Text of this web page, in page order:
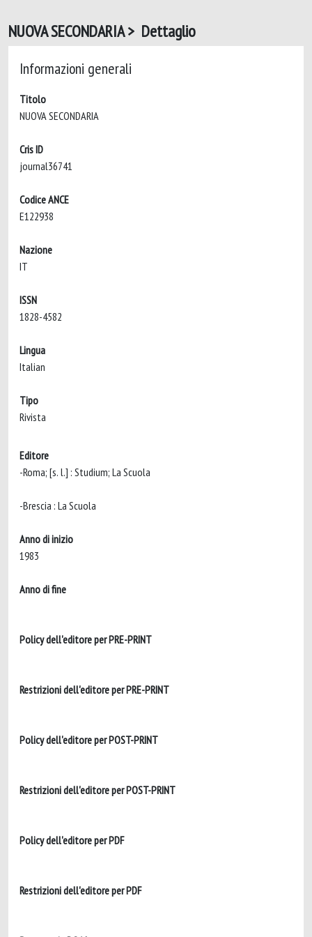
NUOVA SECONDARIA > Dettaglio
Informazioni generali
Titolo
Cris ID
Codice ANCE
Nazione
ISSN
Lingua
Tipo
Rivista
Editore
-Roma; [s. l.] : Studium; La Scuola
Anno di inizio
Anno di fine
Policy dell'editore per PRE-PRINT
Restrizioni dell'editore per PRE-PRINT
Policy dell'editore per POST-PRINT
Restrizioni dell'editore per POST-PRINT
Policy dell'editore per PDF
Restrizioni dell'editore per PDF